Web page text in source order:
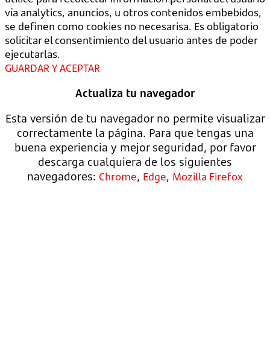
vía analytics, anuncios, u otros contenidos embebidos,
se definen como cookies no necesarisa. Es obligatorio
solicitar el consentimiento del usuario antes de poder
ejecutarlas.
GUARDAR Y ACEPTAR
Actualiza tu navegador
Esta versión de tu navegador no permite visualizar
correctamente la página. Para que tengas una
buena experiencia y mejor seguridad, por favor
descarga cualquiera de los siguientes
navegadores: Chrome, Edge, Mozilla Firefox